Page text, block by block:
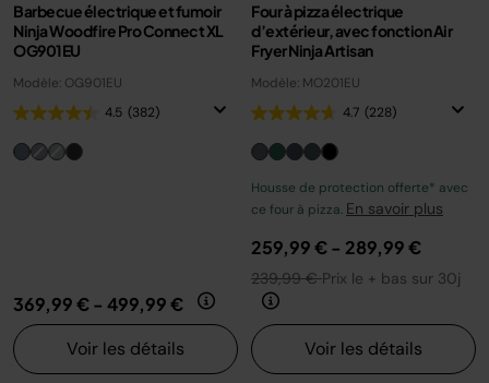
Barbecue électrique et fumoir
Ninja Woodfire Pro Connect XL
OG901EU
Modèle: OG901EU
4.5 (382)
369,99 €- 499,99 €
Voir les détails
Four à pizza électrique
d’extérieur, avec fonction Air
Fryer Ninja Artisan
Modèle: MO201EU
4.7 (228)
Housse de protection offerte* avec
ce four à pizza. En savoir plus
259,99 €- 289,99 €
239,99 €Prix le + bas sur 30j
Voir les détails